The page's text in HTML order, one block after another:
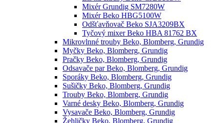
Mixér Grundig SM7280W
Mixér Beko HBG5100W
Odšťavňovač Beko SJA3209BX
Tyčový mixer Beko HBA 81762 BX
Mikrovlnné trouby Beko, Blomberg, Grundig
Myčky Beko, Blomberg, Grundig
Pračky Beko, Blomberg, Grundig
Odsavače par Beko, Blomberg, Grundig
Sporáky Beko, Blomberg, Grundig
Sušičky Beko, Blomberg, Grundig
Trouby Beko, Blomberg, Grundig
Varné desky Beko, Blomberg, Grundig
Vysavače Beko, Blomberg, Grundig
Žehličky Beko, Blomberg, Grundig